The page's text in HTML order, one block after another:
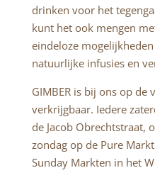
drinken voor het
kunt het ook mengen
eindeloze
natuurlijke infusies en
GIMBER is bij ons op de
verkrijgbaar. Iedere
de Jacob Obrechtstraat,
zondag op de Pure
Sunday Markten in het